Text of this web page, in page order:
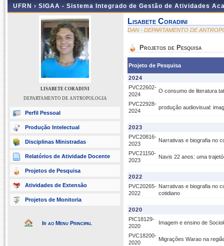
UFRN › SIGAA - Sistema Integrado de Gestão de Atividades
LISABETE CORADINI
DEPARTAMENTO DE ANTROPOLOGIA
Perfil Pessoal
Produção Intelectual
Disciplinas Ministradas
Relatórios de Atividade Docente
Projetos de Pesquisa
Atividades de Extensão
Projetos de Monitoria
Ir ao Menu Principal
Lisabete Coradini
DAN - DEPARTAMENTO DE
Projetos de Pesquisa
Projeto de Pesquisa
2024
PVC22602-
2024
O consumo de literatura
PVC22928-
2024
produção audiovisual:
2023
PVC20816-
2023
Narrativas e biografia no
PVC21150-
2023
Navis 22 anos: uma
2022
PVC20265-
2022
Narrativas e biografia no
cotidiano
2020
PIC18129-
2020
Imagem e ensino de
PVC18200-
2020
Migrações Warao na